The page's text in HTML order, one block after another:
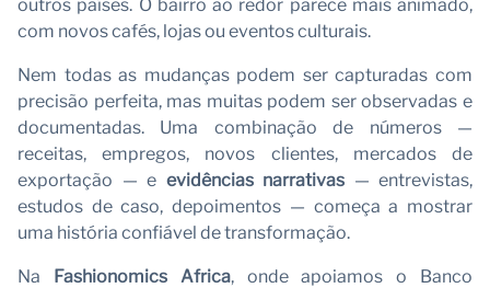
outros países. O bairro ao redor parece mais animado,
com novos cafés, lojas ou eventos culturais.
Nem todas as mudanças podem ser capturadas com
precisão perfeita, mas muitas podem ser observadas e
documentadas. Uma combinação de números —
receitas, empregos, novos clientes, mercados de
exportação — e evidências narrativas — entrevistas,
estudos de caso, depoimentos — começa a mostrar
uma história confiável de transformação.
Na Fashionomics Africa, onde apoiamos o Banco